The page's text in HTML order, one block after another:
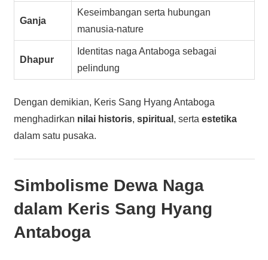
Ganja
Keseimbangan serta hubungan
manusia-nature
Dhapur
Identitas naga Antaboga sebagai
pelindung
Dengan demikian, Keris Sang Hyang Antaboga
menghadirkan nilai historis, spiritual , serta estetika
dalam satu pusaka.
Simbolisme Dewa Naga
dalam Keris Sang Hyang
Antaboga